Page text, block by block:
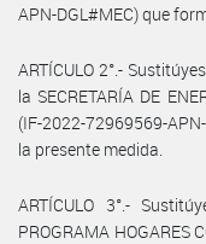
APN-DGL#MEC) que
ARTÍCULO 2°.-
la SECRETARÍA DE
(IF-2022-72969569-
la presente medida.
ARTÍCULO 3°.-
PROGRAMA HOGARES